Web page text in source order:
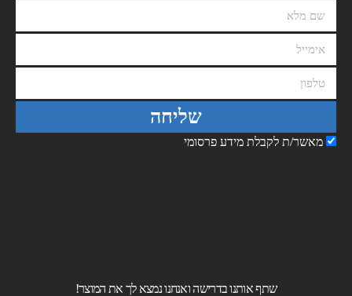
מאשר/ת לקבלת מידע פרסומי
שליחה
שתף אותנו בדרישה ואנחנו נמצא לך את המוצר!